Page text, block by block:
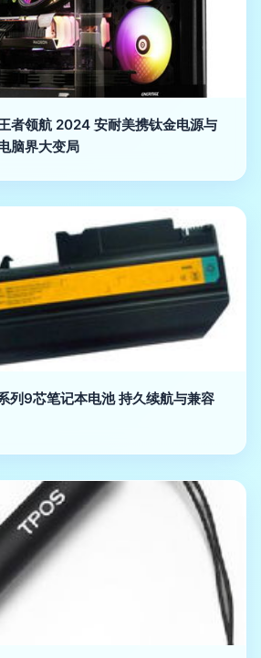
者领航 2024 安耐美携钛金电源与
脑界大变局
9芯笔记本电池 持久续航与兼容